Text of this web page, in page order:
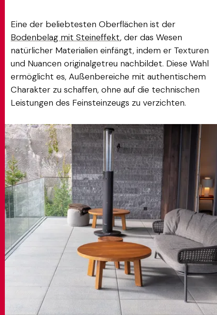
Eine der beliebtesten Oberflächen ist der
Bodenbelag mit Steineffekt, der das Wesen
natürlicher Materialien einfängt, indem er Texturen
und Nuancen originalgetreu nachbildet. Diese Wahl
ermöglicht es, Außenbereiche mit authentischem
Charakter zu schaffen, ohne auf die technischen
Leistungen des Feinsteinzeugs zu verzichten.